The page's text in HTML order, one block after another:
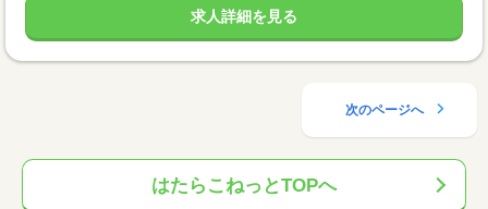
求人詳細を見る
次のページへ
はたらこねっとTOPへ